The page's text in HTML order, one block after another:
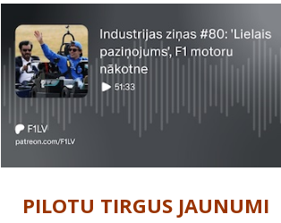
PILOTU TIRGUS JAUNUMI